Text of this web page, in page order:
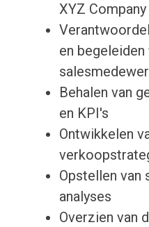
XYZ Company
en begeleiden
Behalen van
en KPI's
Ontwikkelen
Opstellen van
analyses
Overzien van